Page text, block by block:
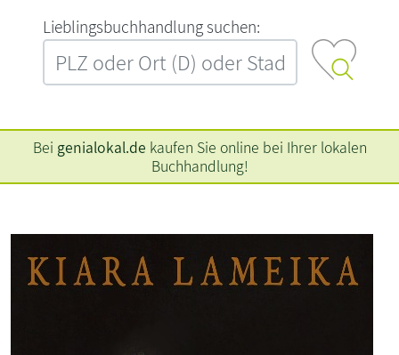
L‍i‍e‍b‍l‍i‍n‍g‍s‍b‍u‍c‍h‍h‍a‍n‍d‍l‍u‍n‍g‍ ‍s‍u‍c‍h‍e‍n‍:‍
Bei genialokal.de kaufen Sie online bei Ihrer lokalen
Buchhandlung!